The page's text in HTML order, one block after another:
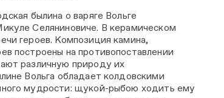
былина о варяге Вольге
Селяниновиче. В керамическом
героев. Композиция камина,
построены на противопоставлении
различную природу их
Вольга обладает колдовскими
мудрости: щукой-рыбою ходить ему